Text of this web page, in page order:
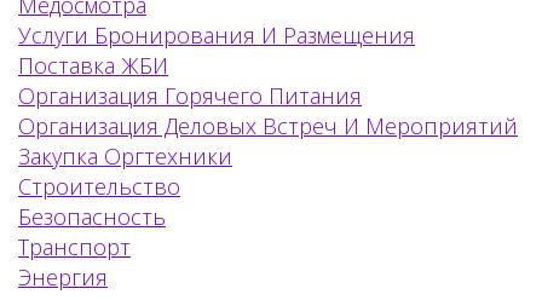
Услуги Бронирования И Размещения
Поставка ЖБИ
Организация Горячего Питания
Организация Деловых Встреч И Мероприятий
Закупка Оргтехники
Строительство
Безопасность
Транспорт
Энергия